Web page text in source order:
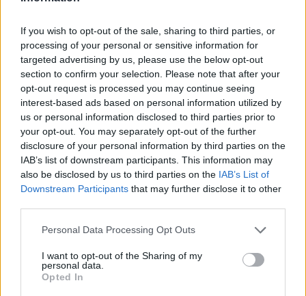
If you wish to opt-out of the sale, sharing to third parties, or
processing of your personal or sensitive information for
targeted advertising by us, please use the below opt-out
section to confirm your selection. Please note that after your
opt-out request is processed you may continue seeing
interest-based ads based on personal information utilized by
us or personal information disclosed to third parties prior to
your opt-out. You may separately opt-out of the further
disclosure of your personal information by third parties on the
IAB’s list of downstream participants. This information may
also be disclosed by us to third parties on the IAB’s List of
Downstream Participants that may further disclose it to other
Personal Data Processing Opt Outs
I want to opt-out of the Sharing of my
personal data.
Opted In
Commenti
articolo.
L'email è richiesta ma non verrà mostrata ai visitatori. Il contenuto di questo
di VareseNews.it, che rimane autonoma e indipendente. I messaggi inclusi nei
commenti non sono testi giornalistici, ma post inviati dai singoli lettori che
possono essere automaticamente pubblicati senza filtro preventivo. I commenti
che includano uno o più link a siti esterni verranno rimossi in automatico dal